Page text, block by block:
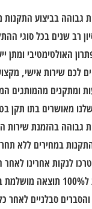
גבוהה בביצוע התקנות
רב שנים בכל סוגי
האולטימטיבי ומתן
לכם שירות אישי,
ומתקנים מהמותגים
מאושרים בתו תקן
גבוהה בהזמנת שירות
במחירים ללא
לנקות אחרינו
סבלניים לאחר